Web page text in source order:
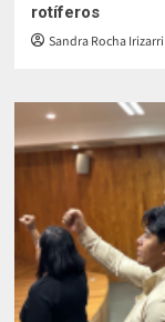
rotíferos
Sandra Rocha Irizarri